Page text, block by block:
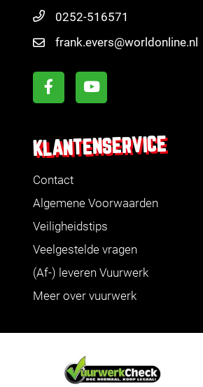
0252-516571
frank.evers@worldonline.nl
KLANTENSERVICE
Contact
Algemene Voorwaarden
Veiligheidstips
Veelgestelde vragen
(Af-) leveren Vuurwerk
Meer over vuurwerk